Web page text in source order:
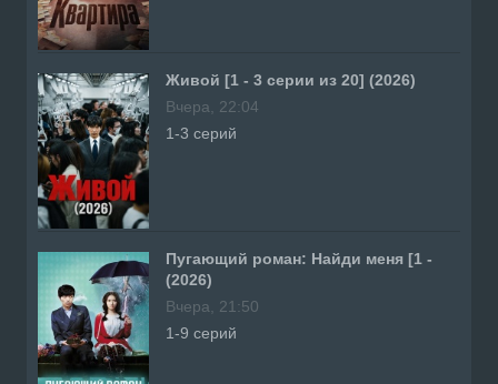
Живой [1 - 3 серии из 20] (2026)
Вчера, 22:04
1-3 серий
Пугающий роман: Найди меня [1 -
(2026)
Вчера, 21:50
1-9 серий